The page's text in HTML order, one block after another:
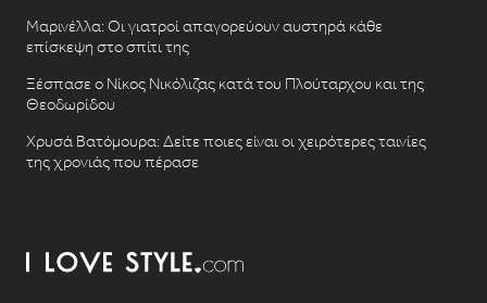
Μαρινέλλα: Οι γιατροί απαγορεύουν αυστηρά κάθε
επίσκεψη στο σπίτι της
Ξέσπασε ο Νίκος Νικόλιζας κατά του Πλούταρχου και της
Θεοδωρίδου
Χρυσά Βατόμουρα: Δείτε ποιες είναι οι χειρότερες ταινίες
της χρονιάς που πέρασε